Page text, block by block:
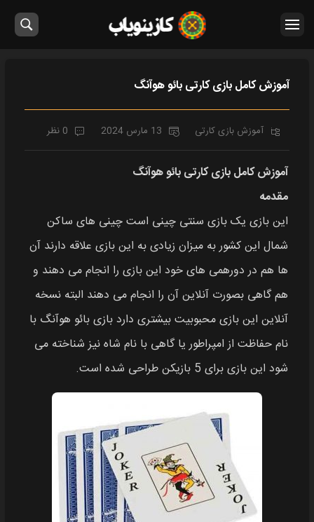
آموزش کامل بازی کارتی بائو هوآنگ
آموزش بازی کارتی 13 مارس 2024 0 نظر
آموزش کامل بازی کارتی بائو هوآنگ
مقدمه
این بازی یک بازی سنتی چینی است چینی های ساکن
شمال این کشور به میزان زیادی به این بازی علاقه دارند آن
ها هم در دورهمی‌ های خود این بازی را انجام می‌ دهند و
هم گاهی بصورت آنلاین آن را انجام می دهند البته نسخه
آنلاین این بازی محبوبیت بیشتری دارد بازی بائو هوآنگ با
نام حفاظت از امپراطور یا گاهی با نام شاه نیز شناخته می
شود این بازی برای 5 بازیکن طراحی شده است.